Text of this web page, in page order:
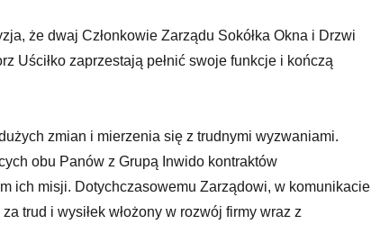
że dwaj Członkowie Zarządu Sokółka Okna i Drzwi
Uściłko zaprzestają pełnić swoje funkcje i kończą
zmian i mierzenia się z trudnymi wyzwaniami.
obu Panów z Grupą Inwido kontraktów
ich misji. Dotychczasowemu Zarządowi, w komunikacie
trud i wysiłek włożony w rozwój firmy wraz z